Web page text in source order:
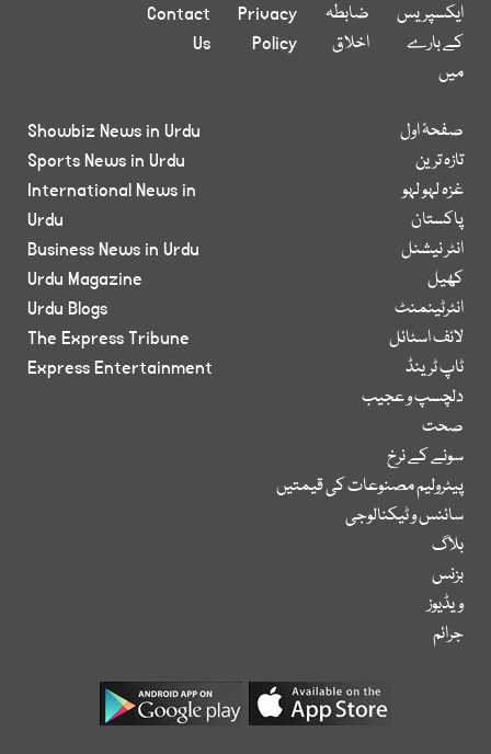
ایکسپریس
کے بارے
میں
ضابطہ
اخلاق
Privacy
Policy
Contact
Us
صفحۂ اول
تازہ ترین
غزہ لہو لہو
پاکستان
انٹر نیشنل
کھیل
انٹرٹینمنٹ
لائف اسٹائل
ٹاپ ٹرینڈ
دلچسپ و عجیب
صحت
سونے کے نرخ
پیٹرولیم مصنوعات کی قیمتیں
سائنس و ٹیکنالوجی
بلاگ
بزنس
ویڈیوز
جرائم
Showbiz News in Urdu
Sports News in Urdu
International News in
Urdu
Business News in Urdu
Urdu Magazine
Urdu Blogs
The Express Tribune
Express Entertainment